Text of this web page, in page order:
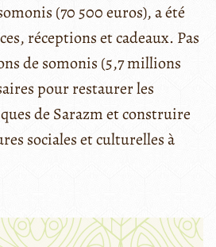
(70 500 euros), a été
réceptions et cadeaux. Pas
de somonis (5,7 millions
pour restaurer les
de Sarazm et construire
sociales et culturelles à